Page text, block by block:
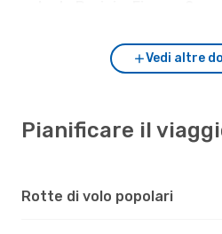
Vedi altre
Pianificare il
Rotte di volo popolari